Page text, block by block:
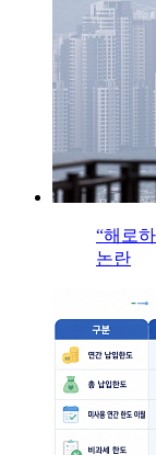
“해로
논란